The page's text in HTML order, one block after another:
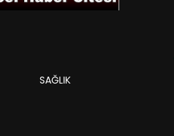
SAĞLIK